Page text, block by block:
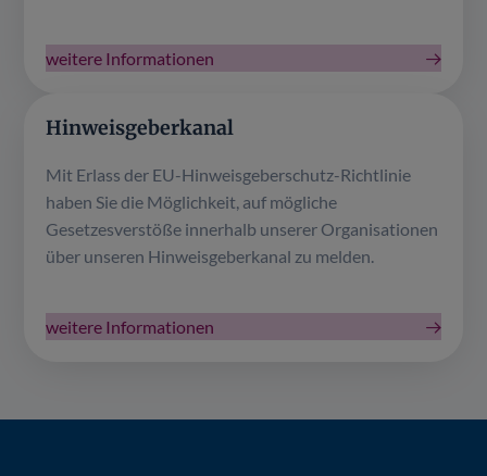
weitere Informationen
Hinweisgeberkanal
Mit Erlass der EU-Hinweisgeberschutz-Richtlinie
haben Sie die Möglichkeit, auf mögliche
Gesetzesverstöße innerhalb unserer Organisationen
über unseren Hinweisgeberkanal zu melden.
weitere Informationen